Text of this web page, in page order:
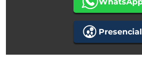
Presencial